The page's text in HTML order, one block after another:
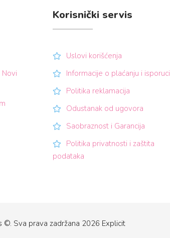
Korisnički servis
Uslovi korišćenja
Informacije o plaćanju i isporuci
Politika reklamacija
Odustanak od ugovora
Saobraznost i Garancija
Politika privatnosti i zaštita
podataka
©. Sva prava zadržana 2026 Explicit